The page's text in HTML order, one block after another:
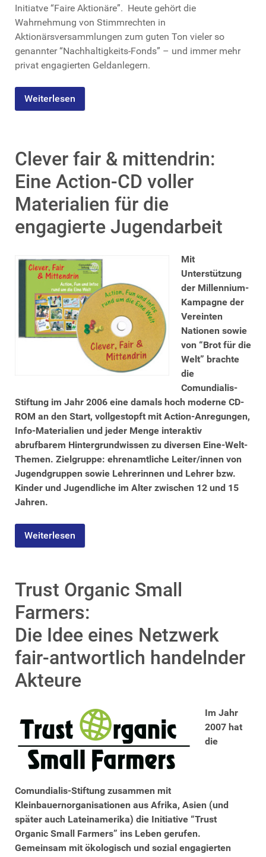
Initiatve “Faire Aktionäre”. Heute gehört die
Wahrnehmung von Stimmrechten in
Aktionärsversammlungen zum guten Ton vieler so
genannter “Nachhaltigkeits-Fonds” – und immer mehr
privat engagierten Geldanlegern.
Weiterlesen
Clever fair & mittendrin:
Eine Action-CD voller
Materialien für die
engagierte Jugendarbeit
Mit
Unterstützung
der Millennium-
Kampagne der
Vereinten
Nationen sowie
von “Brot für die
Welt” brachte
die
Comundialis-
Stiftung im Jahr 2006 eine damals hoch moderne CD-
ROM an den Start, vollgestopft mit Action-Anregungen,
Info-Materialien und jeder Menge interaktiv
abrufbarem Hintergrundwissen zu diversen Eine-Welt-
Themen. Zielgruppe: ehrenamtliche Leiter/innen von
Jugendgruppen sowie Lehrerinnen und Lehrer bzw.
Kinder und Jugendliche im Alter zwischen 12 und 15
Jahren.
Weiterlesen
Trust Organic Small
Farmers:
Die Idee eines Netzwerk
fair-antwortlich handelnder
Akteure
Im Jahr
2007 hat
die
Comundialis-Stiftung zusammen mit
Kleinbauernorganisationen aus Afrika, Asien (und
später auch Lateinamerika) die Initiative “Trust
Organic Small Farmers” ins Leben gerufen.
Gemeinsam mit ökologisch und sozial engagierten